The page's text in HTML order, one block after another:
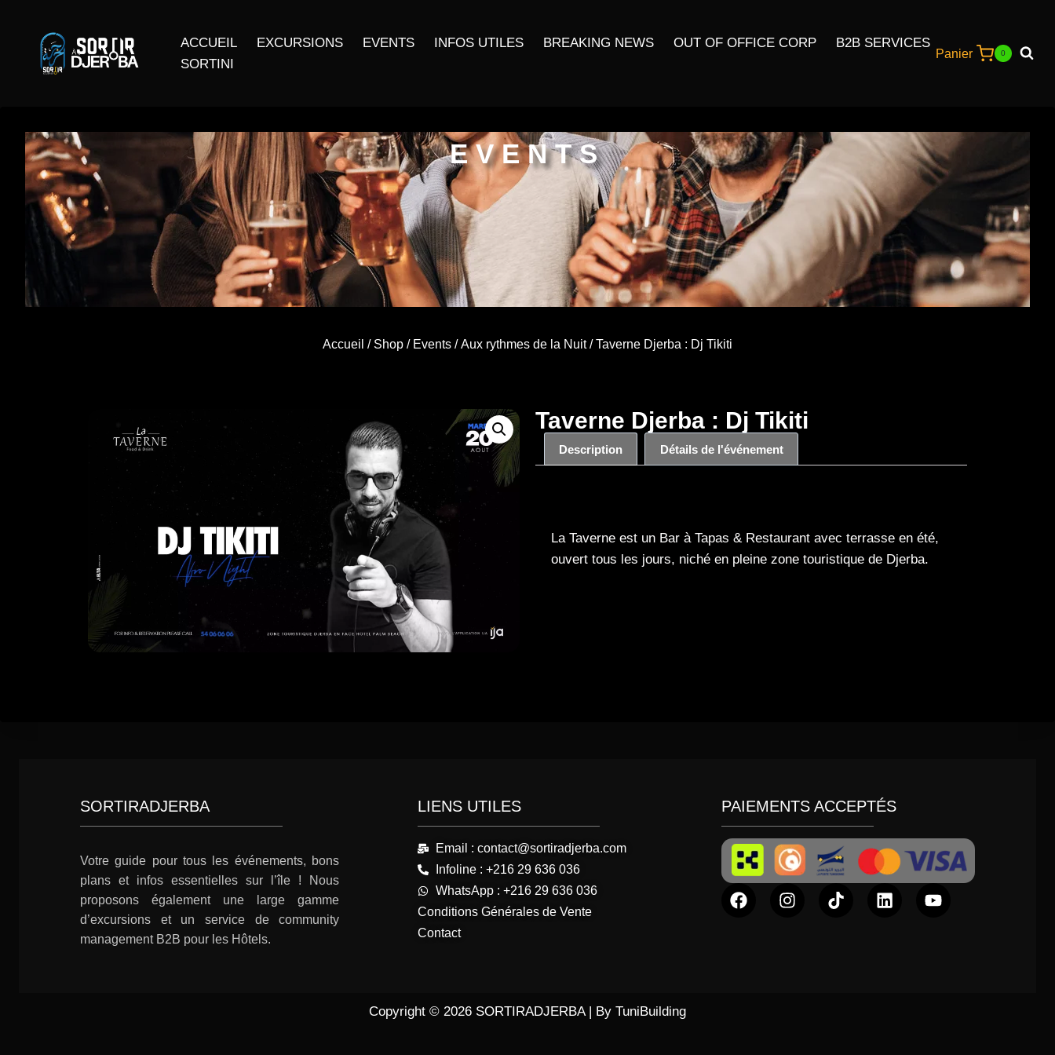
ACCUEIL EXCURSIONS EVENTS INFOS UTILES BREAKING NEWS OUT OF OFFICE CORP
B2B SERVICES
SORTINI
Panier 0
EVENTS
Accueil / Shop / Events /Aux rythmes de la Nuit/ Taverne Djerba : Dj Tikiti
Taverne Djerba : Dj Tikiti
Description Détails de l'événement
La Taverne est un Bar à Tapas & Restaurant avec terrasse en été,
ouvert tous les jours, niché en pleine zone touristique de Djerba.
SORTIRADJERBA
Votre guide pour tous les événements, bons
plans et infos essentielles sur l’île ! Nous
proposons également une large gamme
d’excursions et un service de community
management B2B pour les Hôtels.
LIENS UTILES
Email : contact@sortiradjerba.com
Infoline : +216 29 636 036
WhatsApp : +216 29 636 036
Conditions Générales de Vente
Contact
PAIEMENTS ACCEPTÉS
Copyright © 2026 SORTIRADJERBA | By TuniBuilding